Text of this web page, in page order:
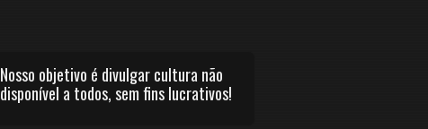
Nosso objetivo é divulgar cultura não
disponível a todos, sem fins lucrativos!